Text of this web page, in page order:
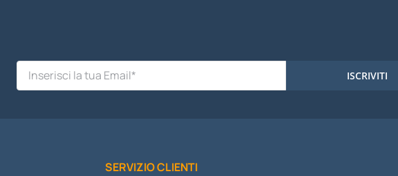
ISCRIVITI
SERVIZIO CLIENTI